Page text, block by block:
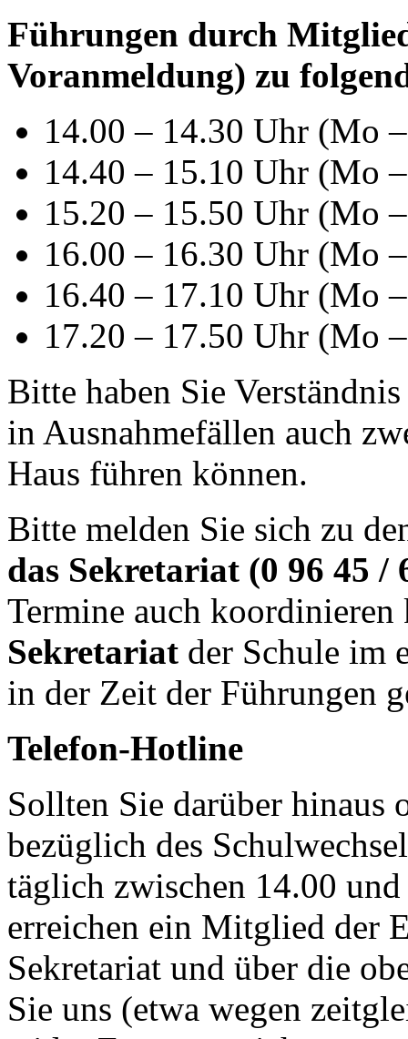
Führungen durch
Voranmeldung) zu
14.00 – 14.30 Uhr (Mo
14.40 – 15.10 Uhr (Mo
15.20 – 15.50 Uhr (Mo
16.00 – 16.30 Uhr (Mo
16.40 – 17.10 Uhr (Mo
17.20 – 17.50 Uhr (Mo
Bitte haben Sie
in Ausnahmefällen auch
Haus führen können.
Bitte melden Sie sich zu
das Sekretariat (0 96 45 /
Termine auch
Sekretariat der Schule im
in der Zeit der Führungen
Telefon-Hotline
Sollten Sie darüber hinaus
bezüglich des
täglich zwischen 14.00
erreichen ein Mitglied der
Sekretariat und über die
Sie uns (etwa wegen